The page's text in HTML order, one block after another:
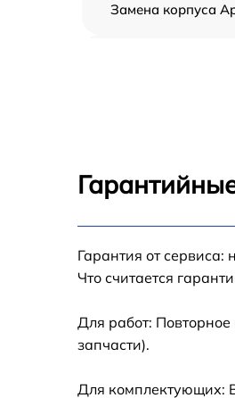
Замена корпуса
Замена кнопки
Series 10
Гарантия от
Что считается
Для работ:
запчасти).
Для комплектующих: